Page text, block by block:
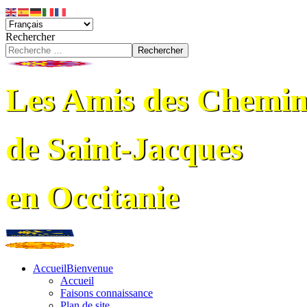
Rechercher
Rechercher
Les Amis des
de Saint-Jacques
en Occitanie
AccueilBienvenue
Accueil
Faisons connaissance